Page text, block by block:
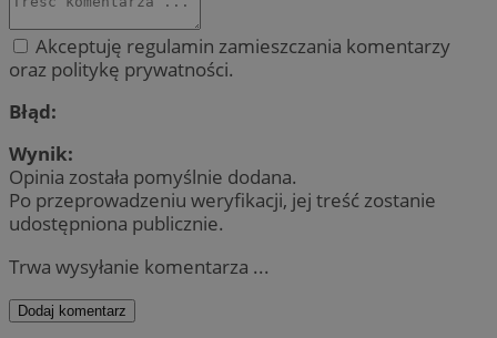
Akceptuję regulamin zamieszczania komentarzy
oraz politykę prywatności.
Błąd:
Wynik:
Opinia została pomyślnie dodana.
Po przeprowadzeniu weryfikacji, jej treść zostanie
udostępniona publicznie.
Trwa wysyłanie komentarza ...
Dodaj komentarz